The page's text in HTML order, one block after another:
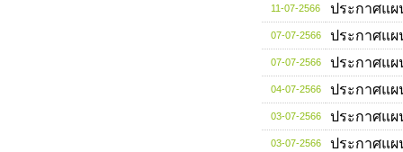
11-07-2566 ประกาศแผ
07-07-2566 ประกาศแผ
07-07-2566 ประกาศแผ
04-07-2566 ประกาศแผ
03-07-2566 ประกาศแผ
03-07-2566 ประกาศแผ